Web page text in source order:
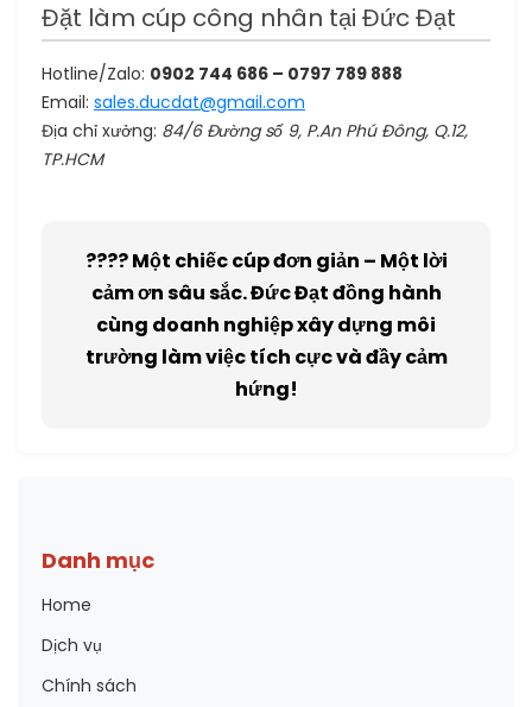
Đặt làm cúp công nhân tại Đức Đạt
Hotline/Zalo: 0902 744 686 – 0797 789 888
Email: sales.ducdat@gmail.com
Địa chỉ xưởng: 84/6 Đường số 9, P.An Phú Đông, Q.12,
TP.HCM
???? Một chiếc cúp đơn giản – Một lời
cảm ơn sâu sắc. Đức Đạt đồng hành
cùng doanh nghiệp xây dựng môi
trường làm việc tích cực và đầy cảm
hứng!
Danh mục
Home
Dịch vụ
Chính sách